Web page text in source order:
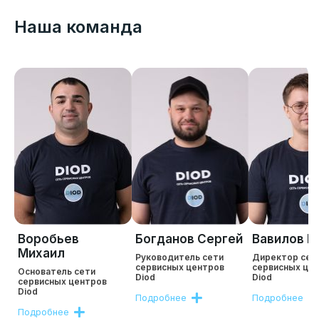
Наша команда
Воробьев
Михаил
Основатель сети
сервисных центров
Diod
Подробнее
Богданов Сергей
Руководитель сети
сервисных центров
Diod
Подробнее
Вавилов
Директор
сервисных
Diod
Подробнее